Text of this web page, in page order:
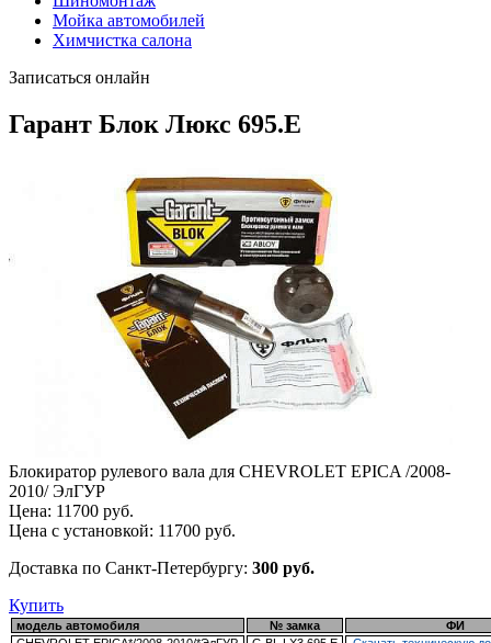
Мойка автомобилей
Химчистка салона
Записаться онлайн
Гарант Блок Люкс 695.E
Блокиратор рулевого вала для CHEVROLET EPICA /2008-
2010/ ЭлГУР
Цена: 11700 руб.
Цена с установкой: 11700 руб.
Доставка по Санкт-Петербургу: 300 руб.
Купить
модель автомобиля № замка
ФИ